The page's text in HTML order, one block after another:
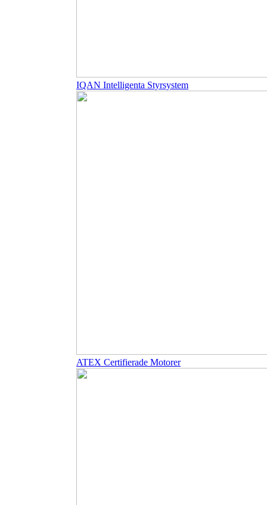
IQAN Intelligenta Styrsystem
ATEX Certifierade Motorer